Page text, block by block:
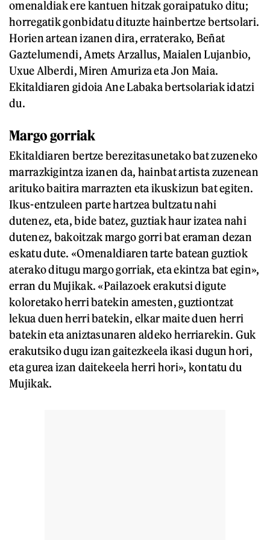
omenaldiak ere kantuen hitzak goraipatuko ditu;
horregatik gonbidatu dituzte hainbertze bertsolari.
Horien artean izanen dira, erraterako, Beñat
Gaztelumendi, Amets Arzallus, Maialen Lujanbio,
Uxue Alberdi, Miren Amuriza eta Jon Maia.
Ekitaldiaren gidoia Ane Labaka bertsolariak idatzi
du.
Margo gorriak
Ekitaldiaren bertze berezitasunetako bat zuzeneko
marrazkigintza izanen da, hainbat artista zuzenean
arituko baitira marrazten eta ikuskizun bat egiten.
Ikus-entzuleen parte hartzea bultzatu nahi
dutenez, eta, bide batez, guztiak haur izatea nahi
dutenez, bakoitzak margo gorri bat eraman dezan
eskatu dute. «Omenaldiaren tarte batean guztiok
aterako ditugu margo gorriak, eta ekintza bat egin»,
erran du Mujikak. «Pailazoek erakutsi digute
koloretako herri batekin amesten, guztiontzat
lekua duen herri batekin, elkar maite duen herri
batekin eta aniztasunaren aldeko herriarekin. Guk
erakutsiko dugu izan gaitezkeela ikasi dugun hori,
eta gurea izan daitekeela herri hori», kontatu du
Mujikak.